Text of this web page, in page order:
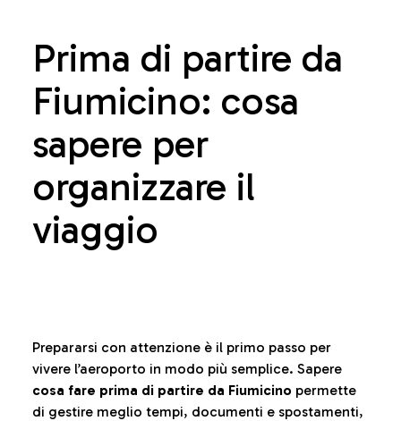
Prima di partire da
Fiumicino: cosa
sapere per
organizzare il
viaggio
Prepararsi con attenzione è il primo passo per
vivere l’aeroporto in modo più semplice. Sapere
cosa fare prima di partire da Fiumicino permette
di gestire meglio tempi, documenti e spostamenti,